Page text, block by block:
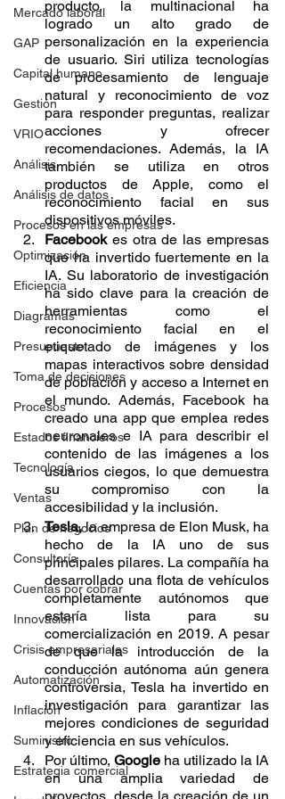
Mercado laboral
GAP
Capital humano
Gestión
VRIO
Análisis
Análisis de datos
Procesos en las empresas
Optimización
Eficiencia
Diagramas
Presupuesto
Toma de decisiones
Procesos
Estados financieros
Tecnología
Ventas
Plan de negocios
Consultoría
Cuentas por cobrar
Innovación
Crisis empresariales
Automatización
Inflación
Suministro
Estrategia comercial
producto, la multinacional ha
logrado un alto grado de
personalización en la experiencia
de usuario. Siri utiliza tecnologías
de procesamiento de lenguaje
natural y reconocimiento de voz
para responder preguntas, realizar
acciones y ofrecer
recomendaciones. Además, la IA
también se utiliza en otros
productos de Apple, como el
reconocimiento facial en sus
dispositivos móviles.
Facebook es otra de las empresas
que ha invertido fuertemente en la
IA. Su laboratorio de investigación
ha sido clave para la creación de
herramientas como el
reconocimiento facial en el
etiquetado de imágenes y los
mapas interactivos sobre densidad
de población y acceso a Internet en
el mundo. Además, Facebook ha
creado una app que emplea redes
neuronales e IA para describir el
contenido de las imágenes a los
usuarios ciegos, lo que demuestra
su compromiso con la
accesibilidad y la inclusión.
Tesla, la empresa de Elon Musk, ha
hecho de la IA uno de sus
principales pilares. La compañía ha
desarrollado una flota de vehículos
completamente autónomos que
estaría lista para su
comercialización en 2019. A pesar
de que la introducción de la
conducción autónoma aún genera
controversia, Tesla ha invertido en
investigación para garantizar las
mejores condiciones de seguridad
y eficiencia en sus vehículos.
Por último, Google ha utilizado la IA
en una amplia variedad de